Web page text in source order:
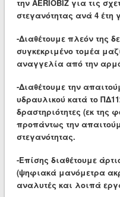
την AERIOBIZ για τις
στεγανότητας ανά 4 έτη
-Διαθέτουμε πλεόν της
συγκεκριμένο τομέα
αναγγελία από την
-Διαθέτουμε την
υδραυλικού κατά το
δραστηριότητες (εκ της
προπάντως την
στεγανότητας.
-Επίσης διαθέτουμε
(ψηφιακά μανόμετρα
αναλυτές και λοιπά